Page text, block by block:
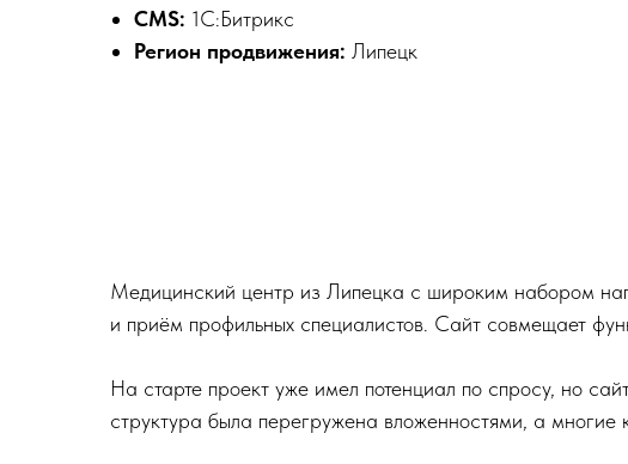
CMS: 1C:Битрикс
Регион продвижения: Липецк
Медицинский центр из Липецка с широким набором
и приём профильных специалистов. Сайт совмещает
На старте проект уже имел потенциал по спросу, но
структура была перегружена вложенностями, а